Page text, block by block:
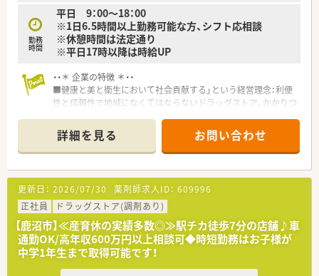
売り場でのサポートをしています。
地域に立地する面薬局が多く、幅広い医療機関から処方箋を応需
しており、面分業で全科目を対応しており、科目が極端に偏るこ
とがありません。
<働き方について>
ライフスタイルに合わせて｢9時間勤務・8時間勤務｣のどちらか
選択が可能です！
就業時間も薬局の営業時間に合わせている為、ライフワークバラ
ンスを保つことが可能です。
キャリアパスが明確で早い段階から責任あるポジションに就く
チャンスがあり｢1～2年目で薬局長
最短3～4年目でエリアマネージャー(SV)」に昇格できるなど、成
長中の企業だからこそ 昇格チャンスも多い企業です。
勤務年数や年齢に関係がない職務給制度を採用、若くから責任の
あるポジションを目指したい方
・高年収希望の方はおすすめの会社です！
<設備面について>
最新のシステムを導入し、対物業務にかかる時間を短縮し、より
丁寧な服薬指導が可能な環境を整えています。機器類に関して
勤務
時間
平日 9：00～18：00
※1日6.5時間以上勤務可能な方、シフト応相談
※休憩時間は法定通り
※平日17時以降は時給UP
・・＊ 企業の特徴 ＊・・
■健康と美と衛生において社会貢献する」という経営理念：利便
性と信頼性で地域になくてはならないドラッグストア、かかりつ
■研修制度（マニュアル）が充実しており、未経験や中途入社の方
でもスムーズに仕事が出来る環境を整備。研修制度以外にも「講
習や学会、eﾗｰﾆﾝｸﾞ」等の補助制度あります。
■残業が少ない為にプライベートの時間もしっかり確保できる
のでライフワークバランスもバッチリです。服薬指導の時間も
じっくりとれるので、患者様にしっかり向き合い仕事が出来るの
も魅力の一つです。
詳細を見る お問い合わせ
更新日： 2026/07/30 薬剤師求人ID： 609996
正社員
ドラッグストア(調剤あり)
【鹿沼市】≪産育休の実績多数◎≫駅チカ徒歩7分の店舗♪車
通勤OK/高年収600万円以上相談可◆時短勤務はお子様が
中学1年生まで取得可能です！